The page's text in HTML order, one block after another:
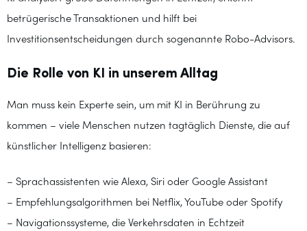
betrügerische Transaktionen und hilft bei
Investitionsentscheidungen durch sogenannte Robo-Advisors.
Die Rolle von KI in unserem Alltag
Man muss kein Experte sein, um mit KI in Berührung zu
kommen – viele Menschen nutzen tagtäglich Dienste, die auf
künstlicher Intelligenz basieren:
– Sprachassistenten wie Alexa, Siri oder Google Assistant
– Empfehlungsalgorithmen bei Netflix, YouTube oder Spotify
– Navigationssysteme, die Verkehrsdaten in Echtzeit